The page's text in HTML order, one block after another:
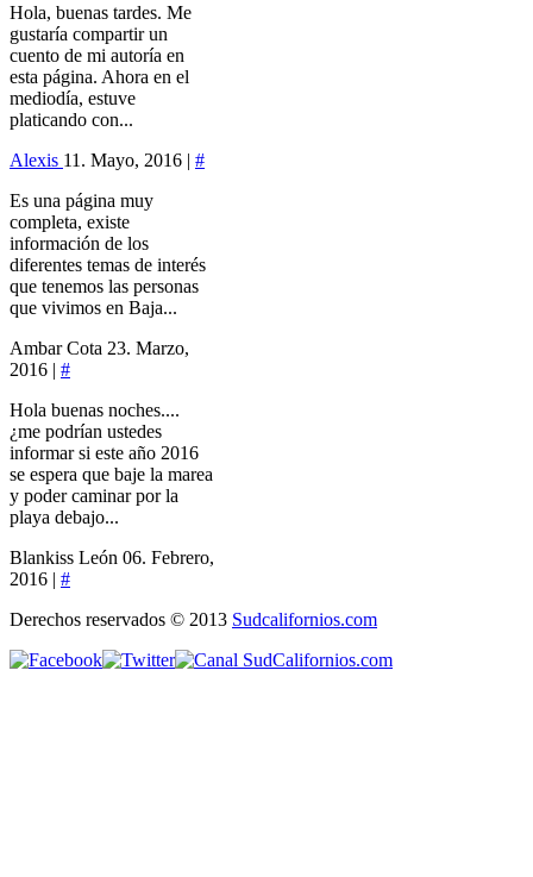
Hola, buenas tardes. Me
gustaría compartir un
cuento de mi autoría en
esta página. Ahora en el
mediodía, estuve
platicando con...
Alexis 11. Mayo, 2016 | #
Es una página muy
completa, existe
información de los
diferentes temas de interés
que tenemos las personas
que vivimos en Baja...
Ambar Cota 23. Marzo,
2016 | #
Hola buenas noches....
¿me podrían ustedes
informar si este año 2016
se espera que baje la marea
y poder caminar por la
playa debajo...
Blankiss León 06. Febrero,
2016 | #
Derechos reservados © 2013 Sudcalifornios.com